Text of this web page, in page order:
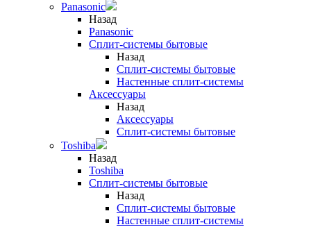
Panasonic
Назад
Panasonic
Сплит-системы бытовые
Назад
Сплит-системы бытовые
Настенные сплит-системы
Аксессуары
Назад
Аксессуары
Сплит-системы бытовые
Toshiba
Назад
Toshiba
Сплит-системы бытовые
Назад
Сплит-системы бытовые
Настенные сплит-системы